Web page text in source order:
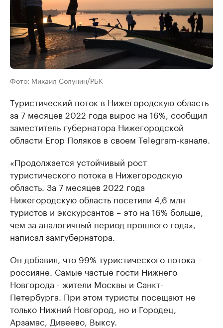
Фото: Михаил Солунин/РБК
Туристический поток в Нижегородскую область
за 7 месяцев 2022 года вырос на 16%, сообщил
заместитель губернатора Нижегородской
области Егор Поляков в своем Telegram-канале.
«Продолжается устойчивый рост
туристического потока в Нижегородскую
область. За 7 месяцев 2022 года
Нижегородскую область посетили 4,6 млн
туристов и экскурсантов – это на 16% больше,
чем за аналогичный период прошлого года»,
написал замгубернатора.
Он добавил, что 99% туристического потока –
россияне. Самые частые гости Нижнего
Новгорода - жители Москвы и Санкт-
Петербурга. При этом туристы посещают не
только Нижний Новгород, но и Городец,
Арзамас, Дивеево, Выксу.